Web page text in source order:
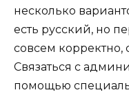
несколько
есть русский, но
совсем
Связаться с
помощью